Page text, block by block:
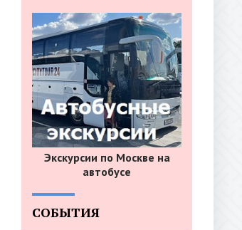
Экскурсии по Москве на
автобусе
СОБЫТИЯ